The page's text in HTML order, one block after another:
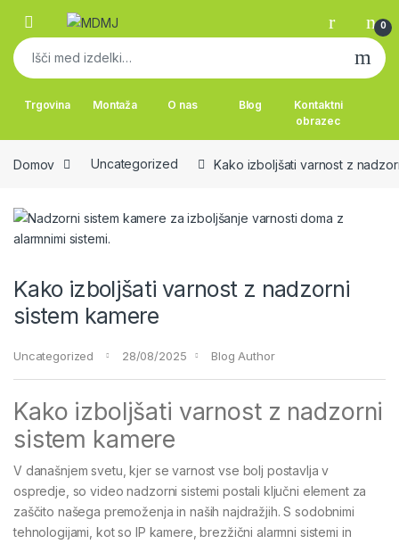
Skip to navigation
Skip to content
0
Išči:
Trgovina Montaža O nas Blog
Kontaktni
obrazec
Domov Uncategorized Kako izboljšati varnost z
Kako izboljšati varnost z nadzorni
sistem kamere
Uncategorized 28/08/2025 Blog Author
Kako izboljšati varnost z nadzorni
sistem kamere
V današnjem svetu, kjer se varnost vse bolj postavlja v
ospredje, so video nadzorni sistemi postali ključni element za
zaščito našega premoženja in naših najdražjih. S sodobnimi
tehnologijami, kot so IP kamere, brezžični alarmni sistemi in